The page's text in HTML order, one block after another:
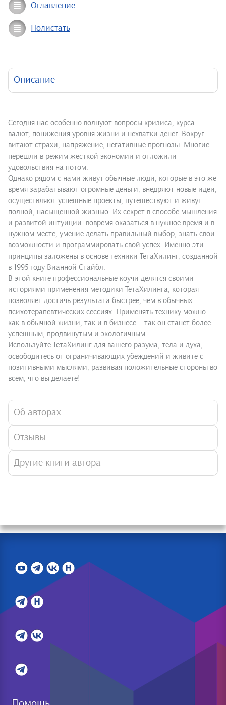
Оглавление
Полистать
Описание
Сегодня нас особенно волнуют вопросы кризиса, курса
валют, понижения уровня жизни и нехватки денег. Вокруг
витают страхи, напряжение, негативные прогнозы. Многие
перешли в режим жесткой экономии и отложили
удовольствия на потом.
Однако рядом с нами живут обычные люди, которые в это же
время зарабатывают огромные дeньги, внедряют новые идеи,
осуществляют успешные проекты, путешествуют и живут
полной, насыщенной жизнью. Их секрет в способе мышления
и развитой интуиции: вовремя оказаться в нужное время и в
нужном месте, умение делать правильный выбор, знать свои
возможности и программировать свой успех. Именно эти
принципы заложены в основе техники ТетаХилинг, созданной
в 1995 году Вианной Стайбл.
В этой книге профессиональные коучи делятся своими
историями применения методики ТетаХилинга, которая
позволяет достичь результата быстрее, чем в обычных
психотерапевтических сессиях. Применять технику можно
как в обычной жизни, так и в бизнесе – так он станет более
успешным, продвинутым и экологичным.
Используйте ТетаХилинг для вашего разума, тела и духа,
освободитесь от ограничивающих убеждений и живите с
позитивными мыслями, развивая положительные стороны во
всем, что вы делаете!
Об авторах
Отзывы
Другие книги автора